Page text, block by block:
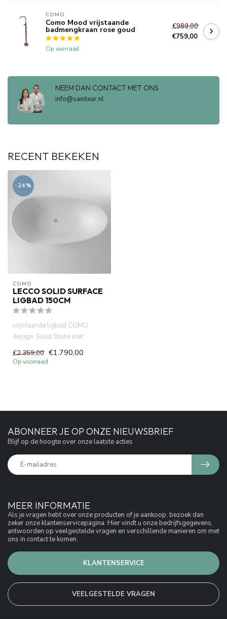
COMO
Como Mood vrijstaande
badmengkraan rose goud
Op voorraad
€989,00
€759,00
NEEM DAN CONTACT MET ONS
info@sanitear.nl
RECENT BEKEKEN
-24%
COMO
LECCO SOLID SURFACE
LIGBAD 150CM
vrijstaande ligbad COMO
design. Solid Stone met
mineraal gegoten. 185 kg. wit
G...
€2.359,00 €1.790,00
Op voorraad
MEER INFORMATIE
Als je vragen hebt over onze producten of je aankoop, bezoek dan
zeker onze klantenservicepagina. Hier vindt u onze bedrijfsgegevens,
antwoorden op veelgestelde vragen en verschillende manieren om met
ons in contact te komen.
KLANTENSERVICE
VEELGESTELDE VRAGEN
ABONNEER JE OP ONZE NIEUWSBRIEF
Blijf op de hoogte over onze laatste acties